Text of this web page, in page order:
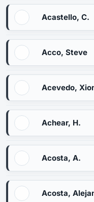
Acastello, C.
Acco, Steve
Acevedo,
Achear, H.
Acosta, A.
Acosta,